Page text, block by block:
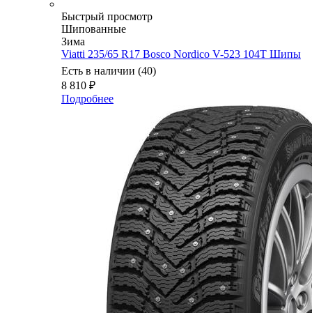
Быстрый просмотр
Шипованные
Зима
Viatti 235/65 R17 Bosco Nordico V-523 104T Шипы
Есть в наличии (40)
8 810 ₽
Подробнее